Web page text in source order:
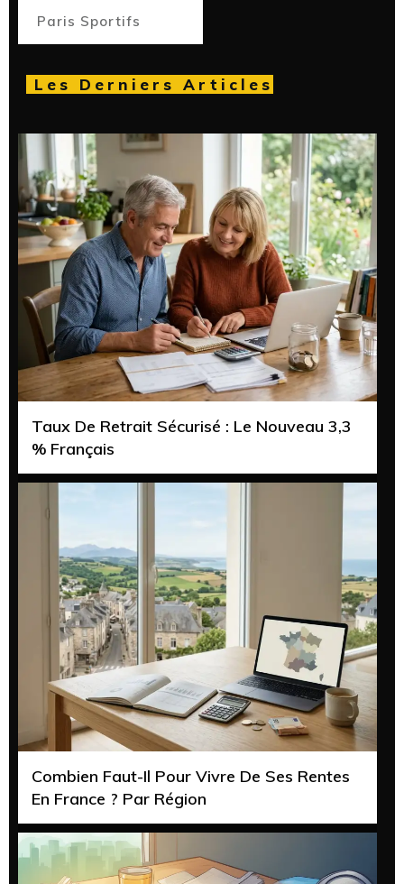
Paris Sportifs
Les Derniers Articles
Taux De Retrait Sécurisé : Le Nouveau 3,3
% Français
Combien Faut-Il Pour Vivre De Ses Rentes
En France ? Par Région